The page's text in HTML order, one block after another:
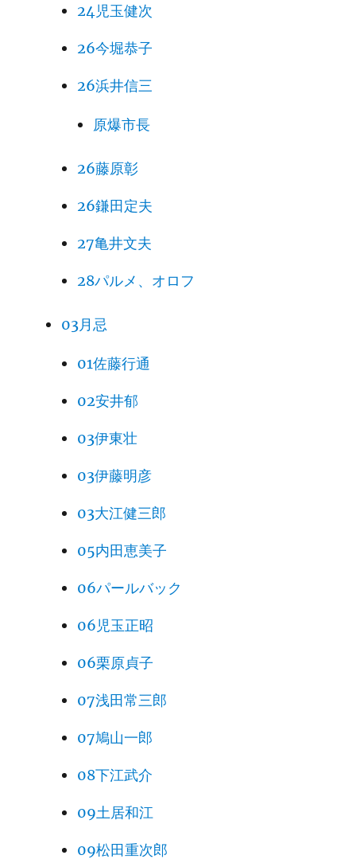
24児玉健次
26今堀恭子
26浜井信三
原爆市長
26藤原彰
26鎌田定夫
27亀井文夫
28パルメ、オロフ
03月忌
01佐藤行通
02安井郁
03伊東壮
03伊藤明彦
03大江健三郎
05内田恵美子
06パールバック
06児玉正昭
06栗原貞子
07浅田常三郎
07鳩山一郎
08下江武介
09土居和江
09松田重次郎